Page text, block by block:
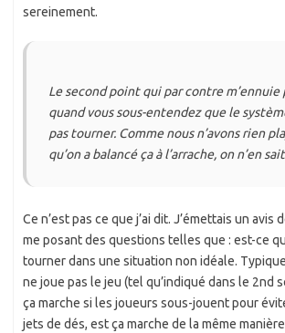
sereinement.
Le second point qui par contre m’ennuie
quand vous sous-entendez que le
pas tourner. Comme nous n’avons rien
qu’on a balancé ça à l’arrache, on n’en
Ce n’est pas ce que j’ai dit. J’émettais un avis
me posant des questions telles que : est-ce
tourner dans une situation non idéale.
ne joue pas le jeu (tel qu’indiqué dans le 2nd
ça marche si les joueurs sous-jouent pour
jets de dés, est ça marche de la même